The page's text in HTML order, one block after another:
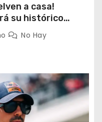
a casa!
su histórico
fiesta ante Cruz
No Hay